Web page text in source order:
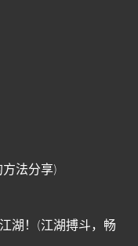
法分享)
湖！(江湖搏斗，畅